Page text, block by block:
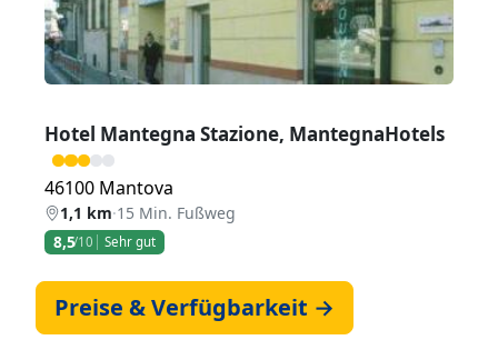
Hotel Mantegna Stazione, MantegnaHotels
46100 Mantova
1,1 km·15 Min. Fußweg
8,5/10 Sehr gut
Preise & Verfügbarkeit →